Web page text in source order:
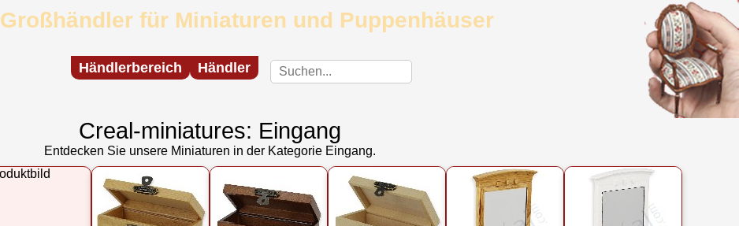
Großhändler für Miniaturen und Puppenhäuser
Händlerbereich Händler
Creal-miniatures: Eingang
Entdecken Sie unsere Miniaturen in der Kategorie Eingang.